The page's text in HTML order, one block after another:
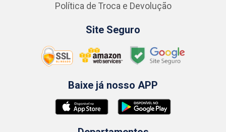
Política de Troca e Devolução
Site Seguro
Baixe já nosso APP